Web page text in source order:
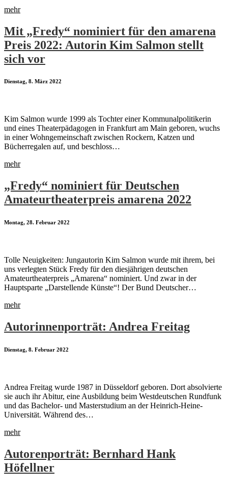
mehr
Mit „Fredy“ nominiert für den amarena
Preis 2022: Autorin Kim Salmon stellt
sich vor
Dienstag, 8. März 2022
Kim Salmon wurde 1999 als Tochter einer Kommunalpolitikerin
und eines Theaterpädagogen in Frankfurt am Main geboren, wuchs
in einer Wohngemeinschaft zwischen Rockern, Katzen und
Bücherregalen auf, und beschloss…
mehr
„Fredy“ nominiert für Deutschen
Amateurtheaterpreis amarena 2022
Montag, 28. Februar 2022
Tolle Neuigkeiten: Jungautorin Kim Salmon wurde mit ihrem, bei
uns verlegten Stück Fredy für den diesjährigen deutschen
Amateurtheaterpreis „Amarena“ nominiert. Und zwar in der
Hauptsparte „Darstellende Künste“! Der Bund Deutscher…
mehr
Autorinnenporträt: Andrea Freitag
Dienstag, 8. Februar 2022
Andrea Freitag wurde 1987 in Düsseldorf geboren. Dort absolvierte
sie auch ihr Abitur, eine Ausbildung beim Westdeutschen Rundfunk
und das Bachelor- und Masterstudium an der Heinrich-Heine-
Universität. Während des…
mehr
Autorenporträt: Bernhard Hank
Höfellner